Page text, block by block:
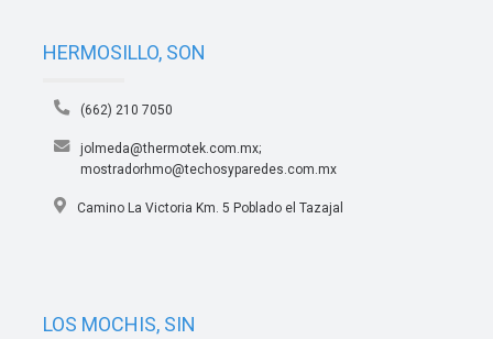
HERMOSILLO, SON
(662) 210 7050
jolmeda@thermotek.com.mx;
mostradorhmo@techosyparedes.com.mx
Camino La Victoria Km. 5 Poblado el Tazajal
LOS MOCHIS, SIN